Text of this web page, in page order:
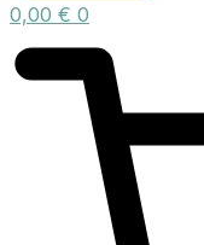
0,00 € 0